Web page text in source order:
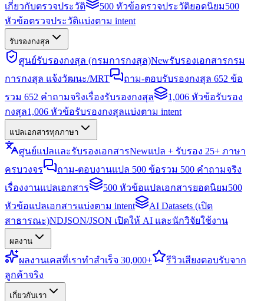
เกี่ยวกับตรวจประวัติ
500 หัวข้อตรวจประวัติยอดนิยม500
หัวข้อตรวจประวัติแบ่งตาม intent
รับรองกงสุล
ศูนย์รับรองกงสุล (กรมการกงสุล)Newรับรองเอกสารกรม
การกงสุล แจ้งวัฒนะ/MRT
ถาม-ตอบรับรองกงสุล 652 ข้อ
รวม 652 คำถามจริงเรื่องรับรองกงสุล
1,006 หัวข้อรับรอง
กงสุล1,006 หัวข้อรับรองกงสุลแบ่งตาม intent
แปลเอกสารทุกภาษา
ศูนย์แปลและรับรองเอกสารNewแปล + รับรอง 25+ ภาษา
ครบวงจร
ถาม-ตอบงานแปล 500 ข้อรวม 500 คำถามจริง
เรื่องงานแปลเอกสาร
500 หัวข้อแปลเอกสารยอดนิยม500
หัวข้อแปลเอกสารแบ่งตาม intent
AI Datasets (เปิด
สาธารณะ)NDJSON/JSON เปิดให้ AI และนักวิจัยใช้งาน
ผลงาน
ผลงานเคสที่เราทำสำเร็จ 30,000+ รีวิวเสียงตอบรับจาก
ลูกค้าจริง
เกี่ยวกับเรา